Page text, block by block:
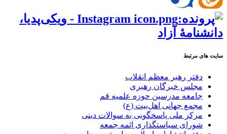
سایت های مرتبط
دفتر رهبر معظم انقلاب
مجلس خبرگان رهبری
جامعه مدرسین حوزه علمیه قم
مجمع جهانی اهل‌بیت (ع)
مرکز ملی پاسخگویی به سوالات دینی
شورای سیاستگذاری ائمه جمعه